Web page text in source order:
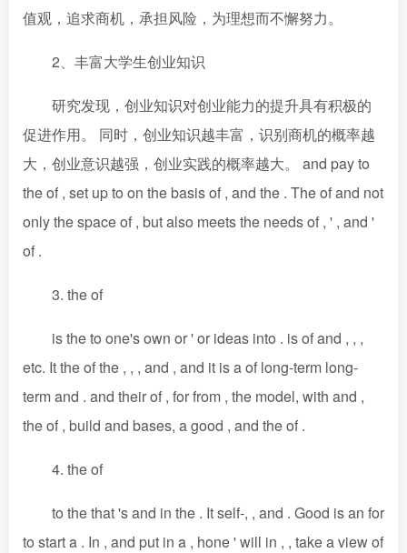
值观，追求商机，承担风险，为理想而不懈努力。
2、丰富大学生创业知识
研究发现，创业知识对创业能力的提升具有积极的
促进作用。 同时，创业知识越丰富，识别商机的概率越
大，创业意识越强，创业实践的概率越大。 and pay to
the of , set up to on the basis of , and the . The of and not
only the space of , but also meets the needs of , ' , and '
of .
3. the of
is the to one's own or ' or ideas into . is of and , , ,
etc. It the of the , , , and , and it is a of long-term long-
term and . and their of , for from , the model, with and ,
the of , build and bases, a good , and the of .
4. the of
to the that 's and in the . It self-, , and . Good is an for
to start a . In , and put in a , hone ' will in , , take a view of